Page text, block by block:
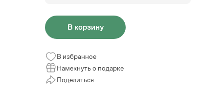
В корзину
В избранное
Намекнуть о подарке
Поделиться